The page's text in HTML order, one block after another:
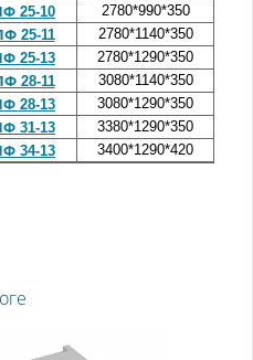
25-10
2780*990*350
25-11
2780*1140*350
25-13
2780*1290*350
28-11
3080*1140*350
28-13
3080*1290*350
31-13
3380*1290*350
34-13
3400*1290*420